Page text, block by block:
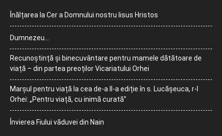
Înălțarea la Cer a Domnului nostru Iisus Hristos
Dumnezeu…
Recunoștință și binecuvântare pentru mamele dătătoare de
viață – din partea preoților Vicariatului Orhei
Marșul pentru viață la cea de-a II-a ediție în s. Lucășeuca, r-l
Orhei: „Pentru viață, cu inimă curată”
Învierea Fiului văduvei din Nain